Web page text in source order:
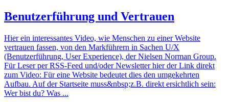
Benutzerführung und Vertrauen
Hier ein interessantes Video, wie Menschen zu einer Website
vertrauen fassen, von den Markführern in Sachen U/X
(Benutzerführung, User Experience), der Nielsen Norman Group.
Für Leser per RSS-Feed und/oder Newsletter hier der Link direkt
zum Video: Für eine Website bedeutet dies den umgekehrten
Aufbau. Auf der Startseite muss&nbsp;z.B. direkt ersichtlich sein:
Wer bist du? Was ...